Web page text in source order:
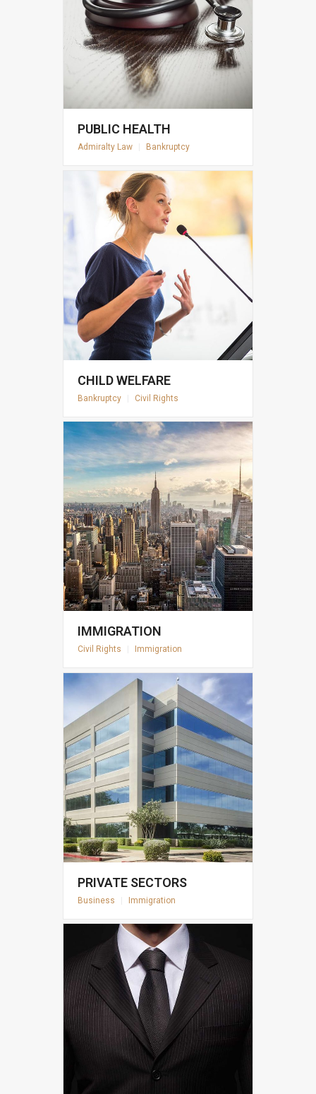
PUBLIC HEALTH
Admiralty Law Bankruptcy
CHILD WELFARE
Bankruptcy Civil Rights
IMMIGRATION
Civil Rights Immigration
PRIVATE SECTORS
Business Immigration